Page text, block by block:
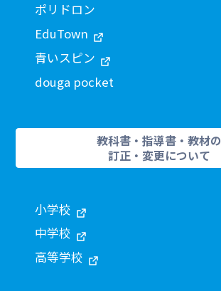
ポリドロン
EduTown
青いスピン
douga pocket
教科書・指導書・教材の
訂正・変更について
小学校
中学校
高等学校